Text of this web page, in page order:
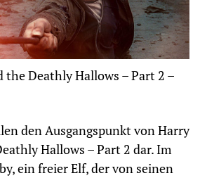
the Deathly Hallows – Part 2 –
den Ausgangspunkt von Harry
Hallows – Part 2 dar. Im
ein freier Elf, der von seinen